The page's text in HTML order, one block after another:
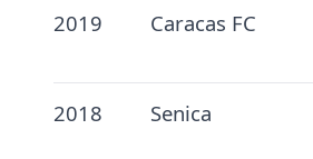
2019 Caracas FC
2018 Senica